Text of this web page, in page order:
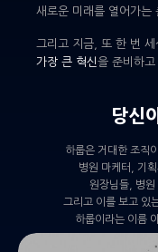
새로운 미래를 열어가는
그리고 지금, 또 한 번 세
가장 큰 혁신을 준비하고
당신
하룹은 거대한 조직
병원 마케터, 기
원장님들, 병
그리고 이를 보고 있
하룹이라는 이름